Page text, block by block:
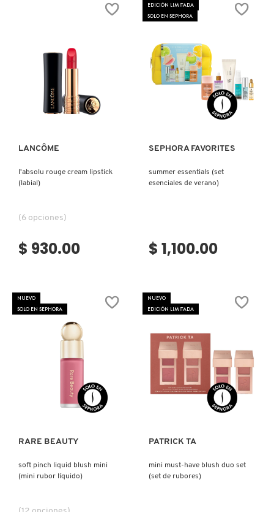
Ver más
LANCÔME
l'absolu rouge cream lipstick
(labial)
(6 opciones)
$ 930.00
EDICIÓN LIMITADA
SOLO EN SEPHORA
Ver más
SEPHORA FAVORITES
summer essentials (set
esenciales de verano)
$ 1,100.00
NUEVO
SOLO EN SEPHORA
Ver más
RARE BEAUTY
soft pinch liquid blush mini
(mini rubor líquido)
NUEVO
EDICIÓN LIMITADA
Ver más
PATRICK TA
mini must-have blush duo set
(set de rubores)